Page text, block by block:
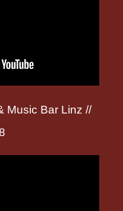
Music Bar Linz //